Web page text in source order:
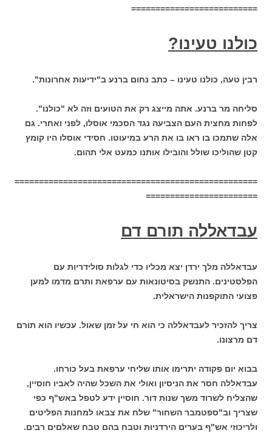
==========================
כולנו טעינו?
רבין טעה, כולנו טעינו – כתב נחום ברנע ב"ידיעות אחרונות".
סליחה מר ברנע. אתה מייצג רק את הטועים וזה לא "כולנו".
לפחות מחצית העם הצביעה נגד הסכמי אוסלו, לפני ואחרי. גם
אלה שתמכו בו ראו בו את הרע במיעוטו. חסידי אוסלו היו קומץ
קטן שהוליכו שולל והובילו אותנו כמעט אלי תהום.
==================================================
=======================
עבדאללה תורם דם
עבדאללה מלך ירדן יצא מכליו כדי לגלות סולידריות עם
הפלסטינים. התנשק בסיטונאות עם ערפאת ותרם מדמו למען
פצועי התוקפנות הישראלית.
צריך להזכיר לעבדאללה כי הוא חי על זמן שאול. עכשיו הוא תורם
דם מרצונו.
בבוא יום פקודה יתרימו אותו שליחי ערפאת בעל כורחו.
עבדאללה חסר את הניסיון ואולי את השכל שהיה לאביו חוסיין,
שהצליח לשרוד משך שנות דור. חוסיין ידע לטפל באש"ף כפי
שצריך וב"ספטמבר השחור" שלח את צבאו למחנות הפליטים
ולריכוזי אש"ף בערים הירדניות וטבח בהם טבח שאלםים רבים.